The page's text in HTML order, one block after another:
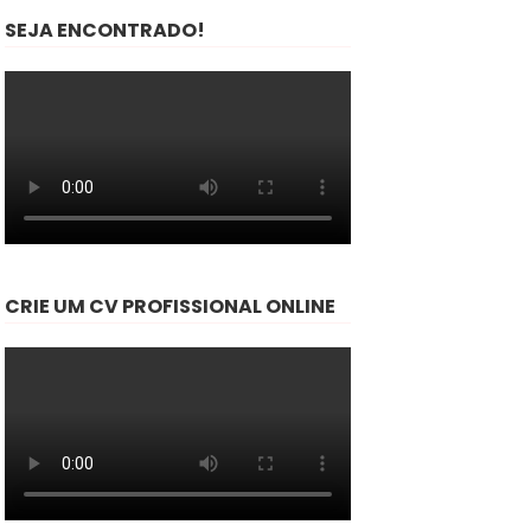
SEJA ENCONTRADO!
CRIE UM CV PROFISSIONAL ONLINE